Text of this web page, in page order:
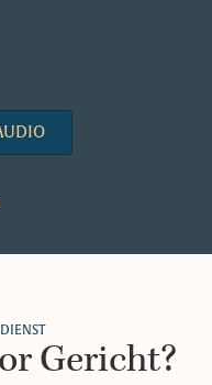
Gericht?